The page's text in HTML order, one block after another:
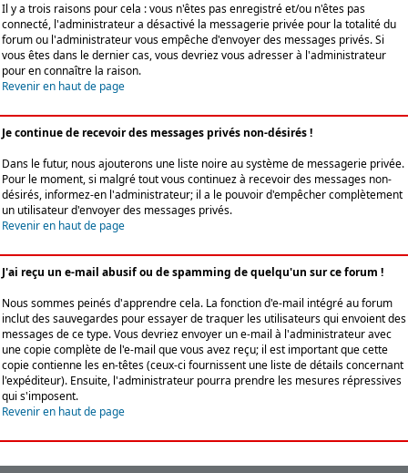
Il y a trois raisons pour cela : vous n'êtes pas enregistré et/ou n'êtes pas
connecté, l'administrateur a désactivé la messagerie privée pour la totalité du
forum ou l'administrateur vous empêche d'envoyer des messages privés. Si
vous êtes dans le dernier cas, vous devriez vous adresser à l'administrateur
pour en connaître la raison.
Revenir en haut de page
Je continue de recevoir des messages privés non-désirés !
Dans le futur, nous ajouterons une liste noire au système de messagerie privée.
Pour le moment, si malgré tout vous continuez à recevoir des messages non-
désirés, informez-en l'administrateur; il a le pouvoir d'empêcher complètement
un utilisateur d'envoyer des messages privés.
Revenir en haut de page
J'ai reçu un e-mail abusif ou de spamming de quelqu'un sur ce forum !
Nous sommes peinés d'apprendre cela. La fonction d'e-mail intégré au forum
inclut des sauvegardes pour essayer de traquer les utilisateurs qui envoient des
messages de ce type. Vous devriez envoyer un e-mail à l'administrateur avec
une copie complète de l'e-mail que vous avez reçu; il est important que cette
copie contienne les en-têtes (ceux-ci fournissent une liste de détails concernant
l'expéditeur). Ensuite, l'administrateur pourra prendre les mesures répressives
qui s'imposent.
Revenir en haut de page